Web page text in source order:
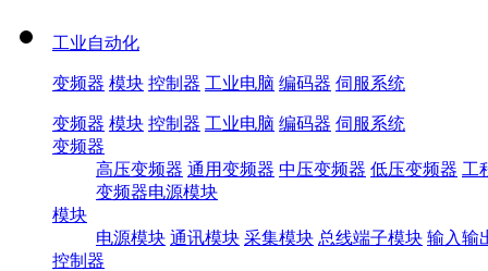
工业自动化
变频器 模块 控制器 工业电脑 编码器 伺服系统
变频器 模块 控制器 工业电脑 编码器 伺服系统
变频器
高压变频器 通用变频器 中压变频器 低压变频器 工
变频器电源模块
模块
电源模块 通讯模块 采集模块 总线端子模块 输入输
控制器